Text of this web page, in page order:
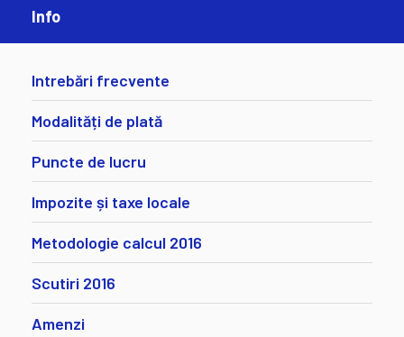
Info
Intrebări frecvente
Modalități de plată
Puncte de lucru
Impozite și taxe locale
Metodologie calcul 2016
Scutiri 2016
Amenzi